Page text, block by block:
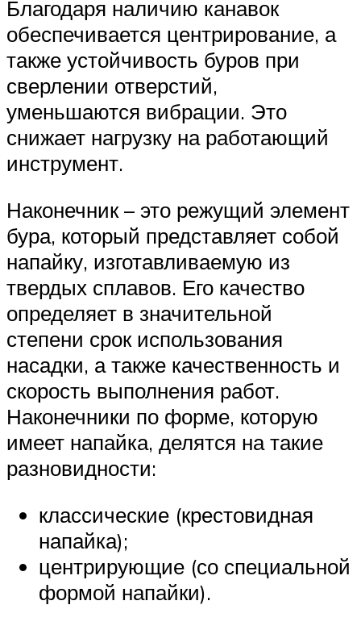
Благодаря наличию канавок
обеспечивается центрирование, а
также устойчивость буров при
сверлении отверстий,
уменьшаются вибрации. Это
снижает нагрузку на работающий
инструмент.
Наконечник – это режущий элемент
бура, который представляет собой
напайку, изготавливаемую из
твердых сплавов. Его качество
определяет в значительной
степени срок использования
насадки, а также качественность и
скорость выполнения работ.
Наконечники по форме, которую
имеет напайка, делятся на такие
разновидности:
классические (крестовидная
напайка);
центрирующие (со специальной
формой напайки).